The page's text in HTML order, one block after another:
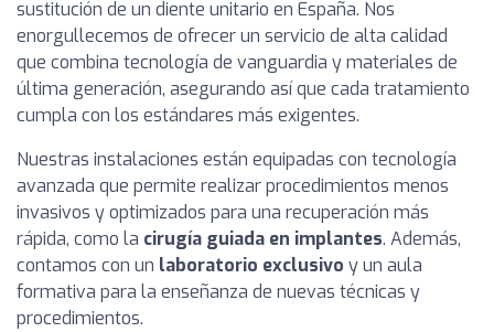
sustitución de un diente unitario en España. Nos
enorgullecemos de ofrecer un servicio de alta calidad
que combina tecnología de vanguardia y materiales de
última generación, asegurando así que cada tratamiento
cumpla con los estándares más exigentes.
Nuestras instalaciones están equipadas con tecnología
avanzada que permite realizar procedimientos menos
invasivos y optimizados para una recuperación más
rápida, como la cirugía guiada en implantes. Además,
contamos con un laboratorio exclusivo y un aula
formativa para la enseñanza de nuevas técnicas y
procedimientos.